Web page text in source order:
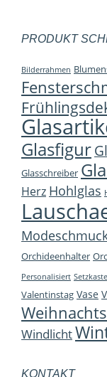
PRODUKT
Bilderrahmen
Glasfigur
Glasschreiber
Herz Hohlglas
Orchideenhalter
Personalisiert
Valentinstag Vase
Windlicht
KONTAKT